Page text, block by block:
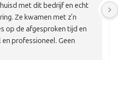
goed bedrijf alles ging
waren allemaal keurige
.Harde werkers aan te